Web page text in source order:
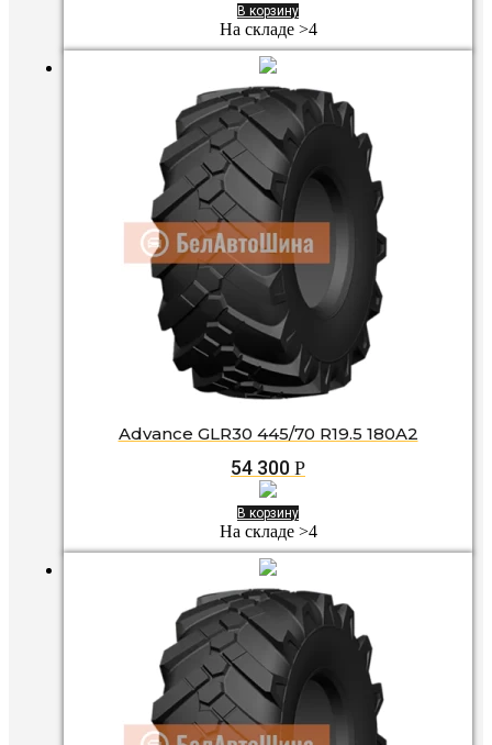
В корзину
На складе >4
Advance GLR30 445/70 R19.5 180A2
54 300 Р
В корзину
На складе >4